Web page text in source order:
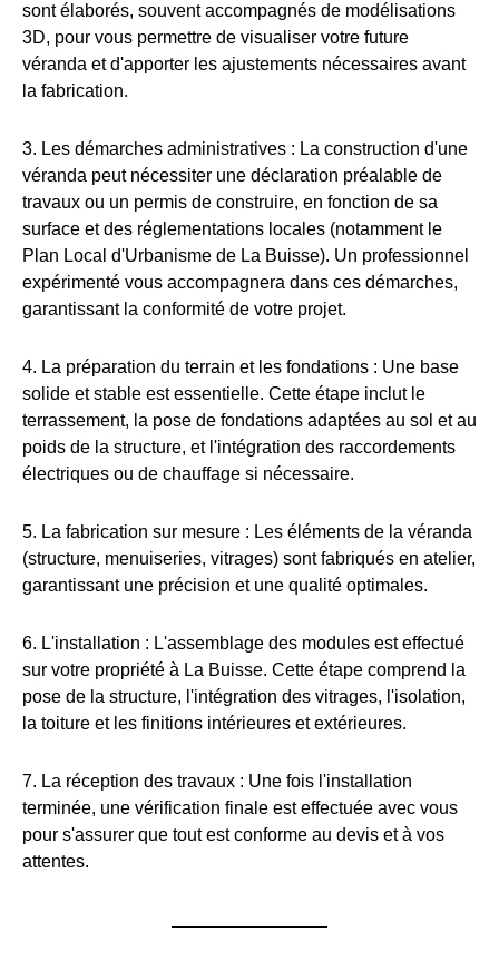
sont élaborés, souvent accompagnés de modélisations
3D, pour vous permettre de visualiser votre future
véranda et d'apporter les ajustements nécessaires avant
la fabrication.
3. Les démarches administratives : La construction d'une
véranda peut nécessiter une déclaration préalable de
travaux ou un permis de construire, en fonction de sa
surface et des réglementations locales (notamment le
Plan Local d'Urbanisme de La Buisse). Un professionnel
expérimenté vous accompagnera dans ces démarches,
garantissant la conformité de votre projet.
4. La préparation du terrain et les fondations : Une base
solide et stable est essentielle. Cette étape inclut le
terrassement, la pose de fondations adaptées au sol et au
poids de la structure, et l'intégration des raccordements
électriques ou de chauffage si nécessaire.
5. La fabrication sur mesure : Les éléments de la véranda
(structure, menuiseries, vitrages) sont fabriqués en atelier,
garantissant une précision et une qualité optimales.
6. L'installation : L'assemblage des modules est effectué
sur votre propriété à La Buisse. Cette étape comprend la
pose de la structure, l'intégration des vitrages, l'isolation,
la toiture et les finitions intérieures et extérieures.
7. La réception des travaux : Une fois l'installation
terminée, une vérification finale est effectuée avec vous
pour s'assurer que tout est conforme au devis et à vos
attentes.